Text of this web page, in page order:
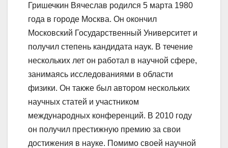
Гришечкин Вячеслав родился 5 марта 1980
года в городе Москва. Он окончил
Московский Государственный Университет и
получил степень кандидата наук. В течение
нескольких лет он работал в научной сфере,
занимаясь исследованиями в области
физики. Он также был автором нескольких
научных статей и участником
международных конференций. В 2010 году
он получил престижную премию за свои
достижения в науке. Помимо своей научной